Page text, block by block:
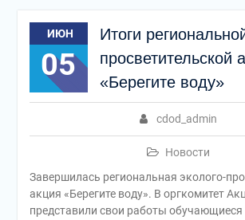
ИЮН
05
Итоги
просветительской
«Берегите воду»
cdod_admin
Новости
Завершилась региональная эколого-
акция «Берегите воду». В оргкомитет
представили свои работы обучающиеся